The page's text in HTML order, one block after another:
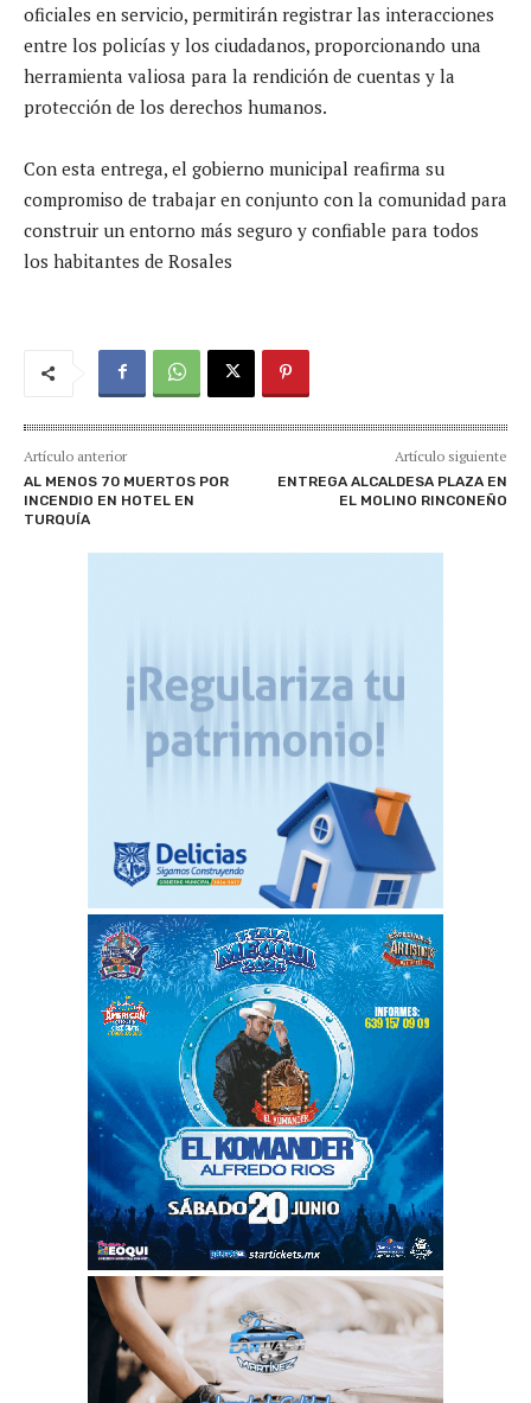
oficiales en servicio, permitirán registrar las interacciones
entre los policías y los ciudadanos, proporcionando una
herramienta valiosa para la rendición de cuentas y la
protección de los derechos humanos.
Con esta entrega, el gobierno municipal reafirma su
compromiso de trabajar en conjunto con la comunidad para
construir un entorno más seguro y confiable para todos
los habitantes de Rosales
Artículo anterior
AL MENOS 70 MUERTOS POR
INCENDIO EN HOTEL EN
TURQUÍA
Artículo siguiente
ENTREGA ALCALDESA PLAZA EN
EL MOLINO RINCONEÑO